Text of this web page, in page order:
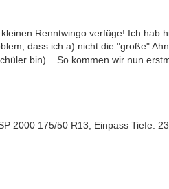
Renntwingo verfüge! Ich hab
dass ich a) nicht die "große"
bin)... So kommen wir nun
2000 175/50 R13, Einpass Tiefe: 23